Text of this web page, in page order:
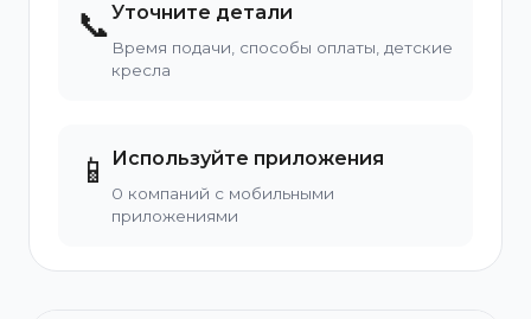
📞Уточните детали
Время подачи, способы оплаты, детские
кресла
📱 Используйте приложения
0 компаний с мобильными
приложениями